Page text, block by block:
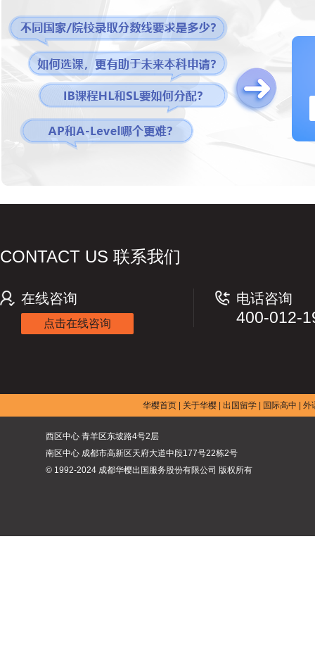
CONTACT US 联系我们
在线咨询
点击在线咨询
电话咨询
400-012-
华樱首页 关于华樱 |出国留学 国际高中 |外
西区中心 青羊区东坡路4号2层
南区中心 成都市高新区天府大道中段177号22栋2号
© 1992-2024 成都华樱出国服务股份有限公司 版权所有